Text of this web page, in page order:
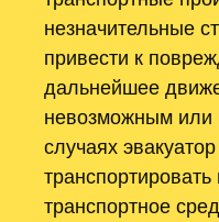
незначительные
привести к
дальнейшее
невозможным или
случаях
транспортное